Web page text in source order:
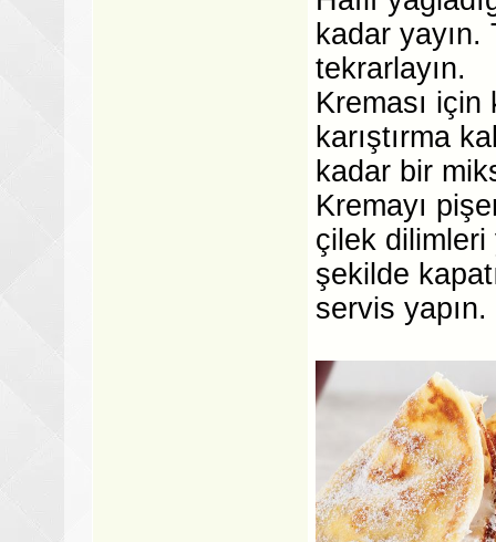
kadar
tekrarlayın.
Kreması
karıştırma
kadar bir
Kremayı
çilek
şekilde
servis yapın.